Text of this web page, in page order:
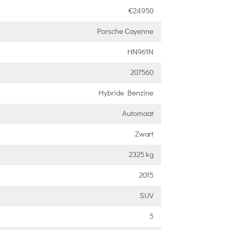
€24950
Porsche Cayenne
HN961N
207560
Hybride Benzine
Automaat
Zwart
2325 kg
2015
SUV
5